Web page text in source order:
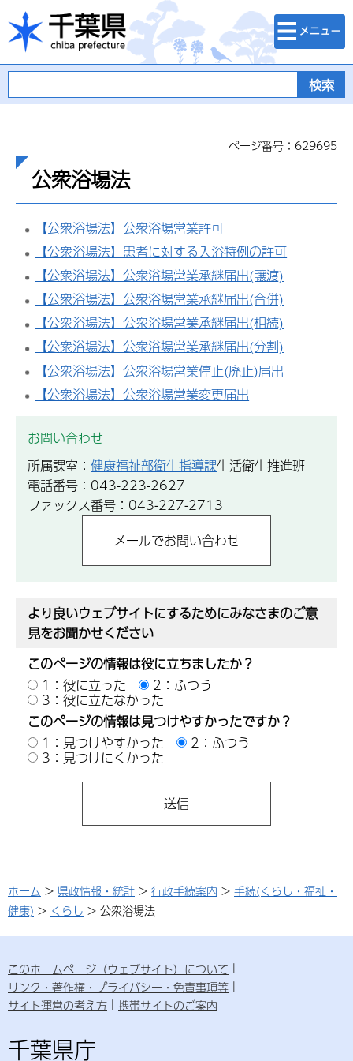
千葉県
検索・メニュ
ー
ページ番号：629695
公衆浴場法
【公衆浴場法】公衆浴場営業許可
【公衆浴場法】患者に対する入浴特例の許可
【公衆浴場法】公衆浴場営業承継届出(譲渡)
【公衆浴場法】公衆浴場営業承継届出(合併)
【公衆浴場法】公衆浴場営業承継届出(相続)
【公衆浴場法】公衆浴場営業承継届出(分割)
【公衆浴場法】公衆浴場営業停止(廃止)届出
【公衆浴場法】公衆浴場営業変更届出
お問い合わせ
所属課室： 健康福祉部衛生指導課生活衛生推進班
電話番号：043-223-2627
ファックス番号：043-227-2713
より良いウェブサイトにするためにみなさまのご意
見をお聞かせください
このページの情報は役に立ちましたか？
1：役に立った
2：ふつう
3：役に立たなかった
このページの情報は見つけやすかったですか？
1：見つけやすかった
2：ふつう
3：見つけにくかった
ホーム > 県政情報・統計 > 行政手続案内 > 手続(くらし・福祉・
健康) > くらし > 公衆浴場法
このホームページ（ウェブサイト）について
リンク・著作権・プライバシー・免責事項等
サイト運営の考え方
携帯サイトのご案内
千葉県庁